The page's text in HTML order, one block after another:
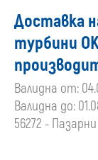
Доставка
турбини
Валидна от:
Валидна до:
56272 -